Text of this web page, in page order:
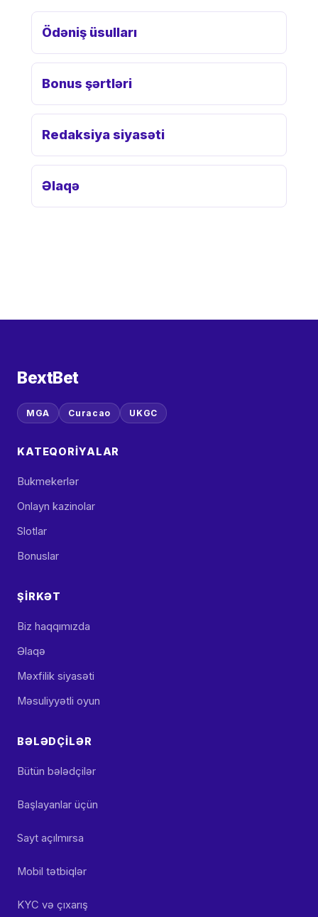
Ödəniş üsulları
Bonus şərtləri
Redaksiya siyasəti
Əlaqə
BextBet
MGA Curacao UKGC
KATEQORIYALAR
Bukmekerlər
Onlayn kazinolar
Slotlar
Bonuslar
ŞIRKƏT
Biz haqqımızda
Əlaqə
Məxfilik siyasəti
Məsuliyyətli oyun
BƏLƏDÇILƏR
Bütün bələdçilər
Başlayanlar üçün
Sayt açılmırsa
Mobil tətbiqlər
KYC və çıxarış